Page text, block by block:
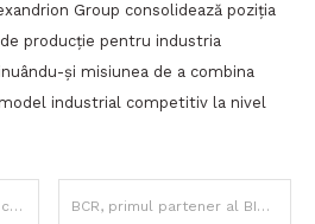
Group consolidează poziția
producție pentru industria
și misiunea de a combina
industrial competitiv la nivel
Fotbal BCR, primul partener al BID în sprijinul IMM-urilor, cu un portofoliu de finanțare de peste 1 miliard de lei